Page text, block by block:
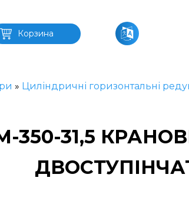
Корзина
» Циліндричні горизонтальні
350-31,5